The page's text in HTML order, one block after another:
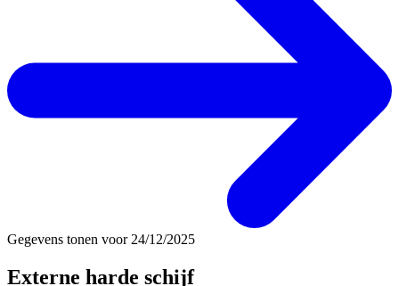
Gegevens tonen voor 24/12/2025
Externe harde schijf